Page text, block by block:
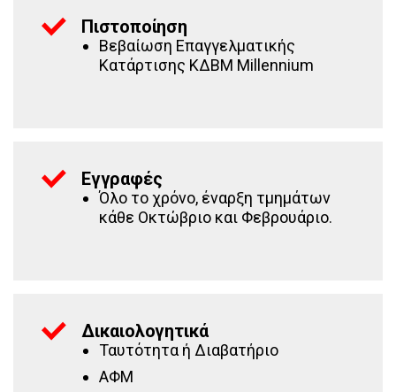
Πιστοποίηση
Βεβαίωση Επαγγελματικής
Κατάρτισης ΚΔΒΜ Millennium
Εγγραφές
Όλο το χρόνο, έναρξη τμημάτων
κάθε Οκτώβριο και Φεβρουάριο.
Δικαιολογητικά
Ταυτότητα ή Διαβατήριο
ΑΦΜ